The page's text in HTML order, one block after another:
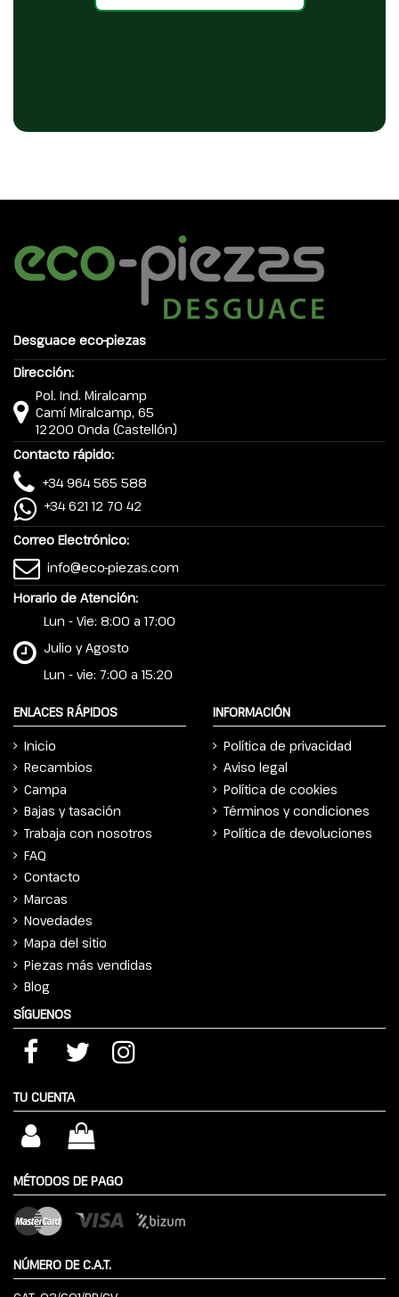
Desguace eco-piezas
Dirección:
Pol. Ind. Miralcamp
Camí Miralcamp, 65
12200 Onda (Castellón)
Contacto rápido:
+34 964 565 588
+34 621 12 70 42
Correo Electrónico:
info@eco-piezas.com
Horario de Atención:
Lun - Vie: 8:00 a 17:00
Julio y Agosto
Lun - vie: 7:00 a 15:20
ENLACES RÁPIDOS
Inicio
Recambios
Campa
Bajas y tasación
Trabaja con nosotros
FAQ
Contacto
Marcas
Novedades
Mapa del sitio
Piezas más vendidas
Blog
INFORMACIÓN
Política de privacidad
Aviso legal
Política de cookies
Términos y condiciones
Política de devoluciones
SÍGUENOS
TU CUENTA
MÉTODOS DE PAGO
NÚMERO DE C.A.T.